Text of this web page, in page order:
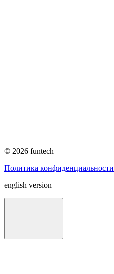
© 2026 funtech
Политика конфиденциальности
english version